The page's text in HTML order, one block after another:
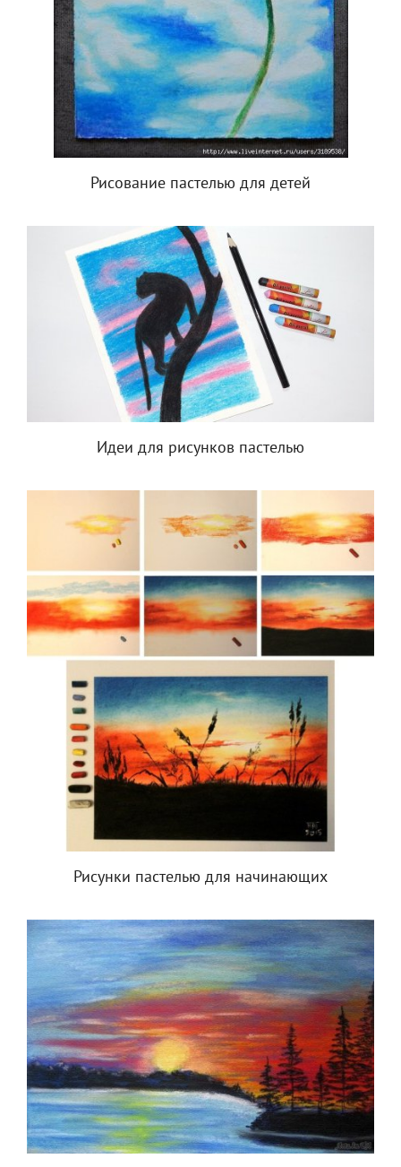
Рисование пастелью для детей
Идеи для рисунков пастелью
Рисунки пастелью для начинающих